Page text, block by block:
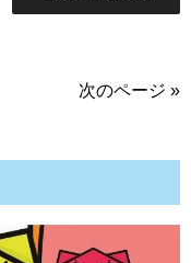
次のページ »